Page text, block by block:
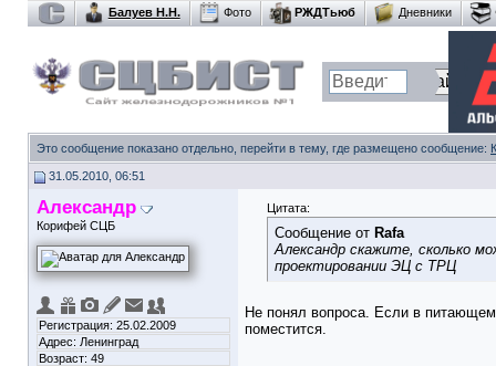
Балуев Н.Н. Фото РЖДТьюб Дневники
Это сообщение показано отдельно, перейти в тему, где размещено сообщение:
31.05.2010, 06:51
Александр
Корифей СЦБ
Регистрация: 25.02.2009
Адрес: Ленинград
Возраст: 49
Цитата:
Сообщение от Rafa
Александр скажите, сколько
проектировании ЭЦ с ТРЦ
Не понял вопроса. Если в
поместится.